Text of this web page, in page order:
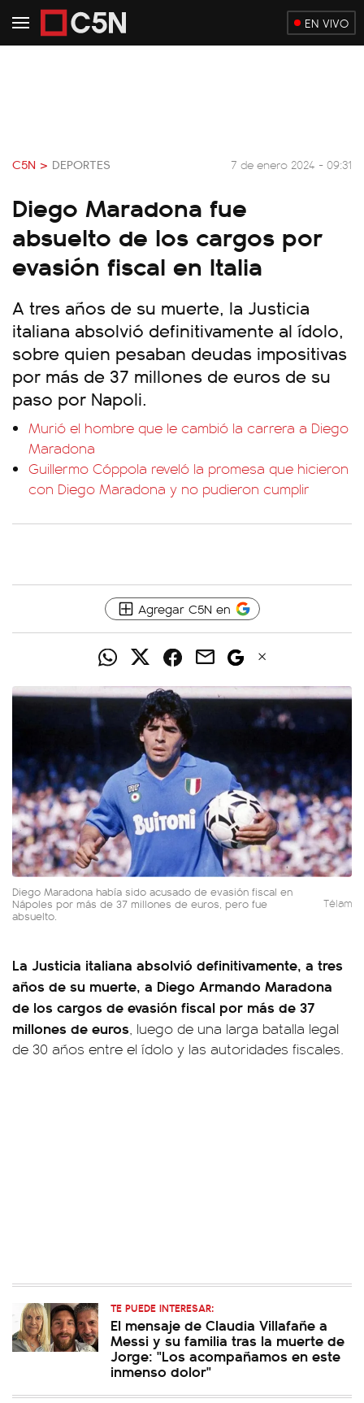
EN VIVO
C5N > DEPORTES 7 de enero 2024 - 09:31
Diego Maradona fue
absuelto de los cargos por
evasión fiscal en Italia
A tres años de su muerte, la Justicia
italiana absolvió definitivamente al ídolo,
sobre quien pesaban deudas impositivas
por más de 37 millones de euros de su
paso por Napoli.
Murió el hombre que le cambió la carrera a Diego
Maradona
Guillermo Cóppola reveló la promesa que hicieron
con Diego Maradona y no pudieron cumplir
Agregar C5N en
Diego Maradona había sido acusado de evasión fiscal en
Nápoles por más de 37 millones de euros, pero fue
absuelto.
Télam
La Justicia italiana absolvió definitivamente, a tres
años de su muerte, a Diego Armando Maradona
de los cargos de evasión fiscal por más de 37
millones de euros, luego de una larga batalla legal
de 30 años entre el ídolo y las autoridades fiscales.
TE PUEDE INTERESAR:
El mensaje de Claudia Villafañe a
Messi y su familia tras la muerte de
Jorge: "Los acompañamos en este
inmenso dolor"